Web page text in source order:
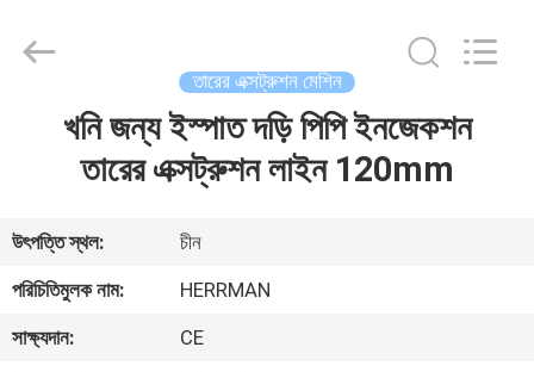
আমাদের
সম্পর্কে
Rights
Reserved.
তারের এক্সট্রুশন মেশিন
খনি জন্য ইস্পাত দড়ি পিপি ইনজেকশন
তারের এক্সট্রুশন লাইন 120mm
উৎপত্তি স্থল:
চীন
পরিচিতিমুলক নাম:
HERRMAN
সাক্ষ্যদান:
CE